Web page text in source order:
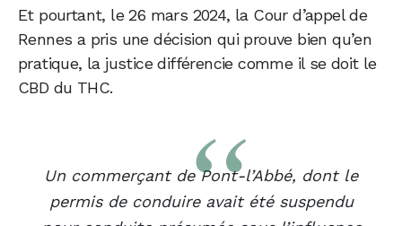
Et pourtant, le 26 mars 2024, la Cour d’appel de
Rennes a pris une décision qui prouve bien qu’en
pratique, la justice différencie comme il se doit le
CBD du THC.
Un commerçant de Pont-l’Abbé, dont le
permis de conduire avait été suspendu